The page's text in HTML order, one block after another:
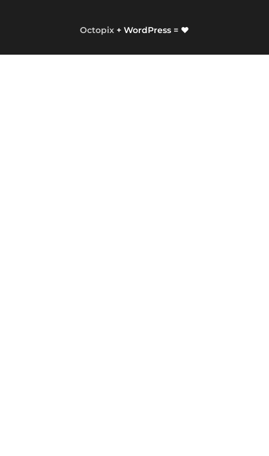
Octopix + WordPress = ❤